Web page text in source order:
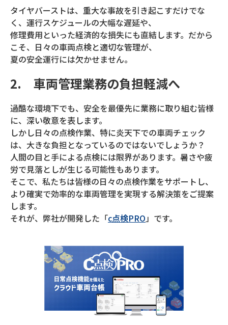
タイヤバーストは、重大な事故を引き起こすだけでな
く、運行スケジュールの大幅な遅延や、
修理費用といった経済的な損失にも直結します。だから
こそ、日々の車両点検と適切な管理が、
夏の安全運行には欠かせません。
2. 車両管理業務の負担軽減へ
過酷な環境下でも、安全を最優先に業務に取り組む皆様
に、深い敬意を表します。
しかし日々の点検作業、特に炎天下での車両チェック
は、大きな負担となっているのではないでしょうか？
人間の目と手による点検には限界があります。暑さや疲
労で見落としが生じる可能性もあります。
そこで、私たちは皆様の日々の点検作業をサポートし、
より確実で効率的な車両管理を実現する解決策をご提案
します。
それが、弊社が開発した「c点検PRO」です。